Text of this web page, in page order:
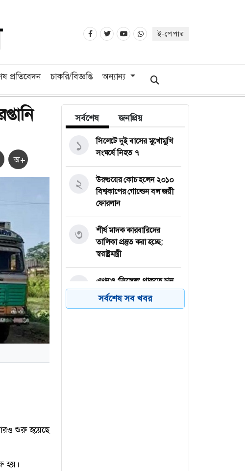
ই-পেপার
প্রতিবেদন চাকরি/বিজ্ঞপ্তি অন্যান্য
অ+
শুরু হয়েছে
হয়।
সর্বশেষ জনপ্রিয়
সিলেটে দুই বাসের মুখোমুখি
সংঘর্ষে নিহত ৭
১
উরুগুয়ের কোচ হলেন ২০১০
বিশ্বকাপের গোল্ডেন বল জয়ী
ফোরলান
২
শীর্ষ মাদক কারবারিদের
তালিকা প্রস্তুত করা হচ্ছে:
স্বরাষ্ট্রমন্ত্রী
৩
এখনও ‘সিঙ্গেল’ থাকতে চান
পঞ্চাশ পেরোনো আমিশা
৪
সর্বশেষ সব খবর